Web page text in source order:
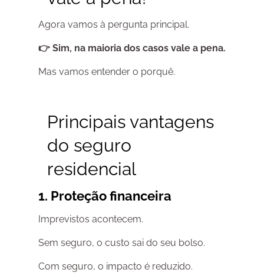
Agora vamos à pergunta principal.
👉 Sim, na maioria dos casos vale a pena.
Mas vamos entender o porquê.
Principais vantagens
do seguro
residencial
1. Proteção financeira
Imprevistos acontecem.
Sem seguro, o custo sai do seu bolso.
Com seguro, o impacto é reduzido.